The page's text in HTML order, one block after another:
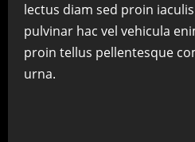
lectus diam sed proin
pulvinar hac vel vehicula
proin tellus pellentesque
urna.